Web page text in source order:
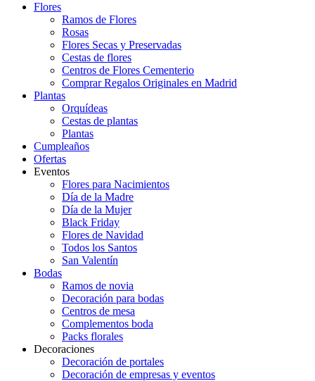
Flores
Ramos de Flores
Rosas
Flores Secas y Preservadas
Cestas de flores
Centros de Flores Cementerio
Comprar Regalos Originales en Madrid
Plantas
Orquídeas
Cestas de plantas
Plantas
Cumpleaños
Ofertas
Eventos
Flores para Nacimientos
Día de la Madre
Día de la Mujer
Black Friday
Flores de Navidad
Todos los Santos
San Valentín
Bodas
Ramos de novia
Decoración para bodas
Centros de mesa
Complementos boda
Packs florales
Decoraciones
Decoración de portales
Decoración de empresas y eventos